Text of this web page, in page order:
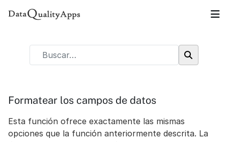
Formatear los campos de datos
Esta función ofrece exactamente las mismas
opciones que la función anteriormente descrita. La